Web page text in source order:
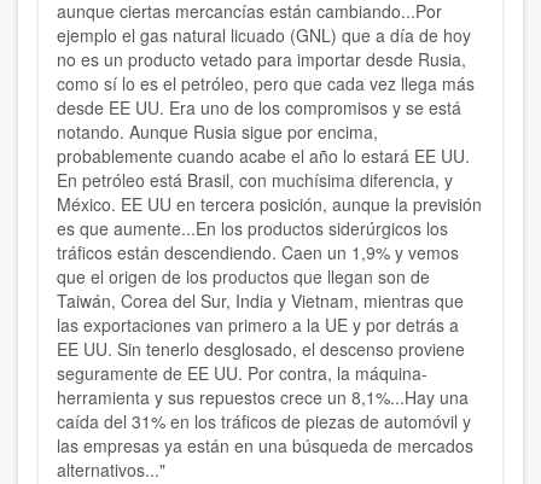
aunque ciertas mercancías están cambiando...Por
ejemplo el gas natural licuado (GNL) que a día de hoy
no es un producto vetado para importar desde Rusia,
como sí lo es el petróleo, pero que cada vez llega más
desde EE UU. Era uno de los compromisos y se está
notando. Aunque Rusia sigue por encima,
probablemente cuando acabe el año lo estará EE UU.
En petróleo está Brasil, con muchísima diferencia, y
México. EE UU en tercera posición, aunque la previsión
es que aumente...En los productos siderúrgicos los
tráficos están descendiendo. Caen un 1,9% y vemos
que el origen de los productos que llegan son de
Taiwán, Corea del Sur, India y Vietnam, mientras que
las exportaciones van primero a la UE y por detrás a
EE UU. Sin tenerlo desglosado, el descenso proviene
seguramente de EE UU. Por contra, la máquina-
herramienta y sus repuestos crece un 8,1%...Hay una
caída del 31% en los tráficos de piezas de automóvil y
las empresas ya están en una búsqueda de mercados
alternativos..."